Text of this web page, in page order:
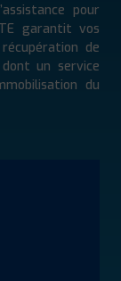
pour
garantit vos
de
un service
du